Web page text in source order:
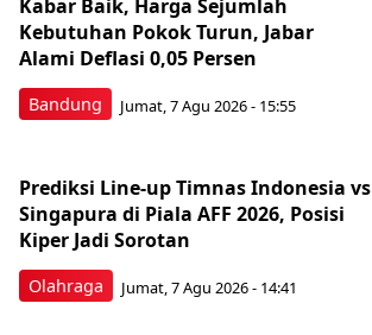
Bandung
Kabar Baik, Harga Sejumlah
Kebutuhan Pokok Turun, Jabar
Alami Deflasi 0,05 Persen
Jumat, 7 Agu 2026 - 15:55
Olahraga
Prediksi Line-up Timnas Indonesia vs
Singapura di Piala AFF 2026, Posisi
Kiper Jadi Sorotan
Jumat, 7 Agu 2026 - 14:41